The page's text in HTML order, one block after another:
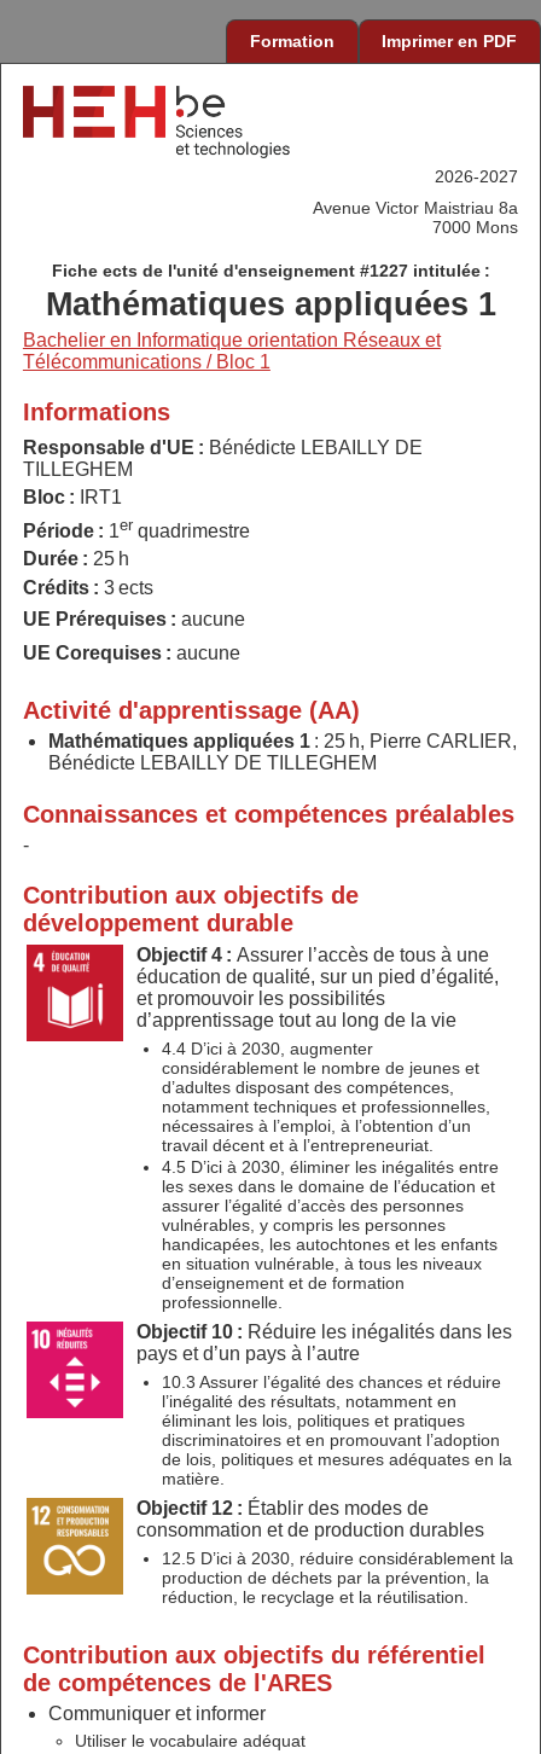
Formation Imprimer en PDF
2026-2027
Avenue Victor Maistriau 8a
7000 Mons
Fiche ects de l'unité d'enseignement #1227 intitulée :
Mathématiques appliquées 1
Bachelier en Informatique orientation Réseaux et
Télécommunications / Bloc 1
Informations
Responsable d'UE : Bénédicte LEBAILLY DE
TILLEGHEM
Bloc :
IRT1
Période : 1er quadrimestre
Durée : 25 h
Crédits : 3 ects
UE Prérequises : aucune
UE Corequises : aucune
Activité d'apprentissage (AA)
Mathématiques appliquées 1 : 25 h, Pierre CARLIER,
Bénédicte LEBAILLY DE TILLEGHEM
Connaissances et compétences préalables
-
Contribution aux objectifs de
développement durable
Objectif 4 : Assurer l’accès de tous à une
éducation de qualité, sur un pied d’égalité,
et promouvoir les possibilités
d’apprentissage tout au long de la vie
4.4 D’ici à 2030, augmenter
considérablement le nombre de jeunes et
d’adultes disposant des compétences,
notamment techniques et professionnelles,
nécessaires à l’emploi, à l’obtention d’un
travail décent et à l’entrepreneuriat.
4.5 D’ici à 2030, éliminer les inégalités entre
les sexes dans le domaine de l’éducation et
assurer l’égalité d’accès des personnes
vulnérables, y compris les personnes
handicapées, les autochtones et les enfants
en situation vulnérable, à tous les niveaux
d’enseignement et de formation
professionnelle.
Objectif 10 : Réduire les inégalités dans les
pays et d’un pays à l’autre
10.3 Assurer l’égalité des chances et réduire
l’inégalité des résultats, notamment en
éliminant les lois, politiques et pratiques
discriminatoires et en promouvant l’adoption
de lois, politiques et mesures adéquates en la
matière.
Objectif 12 : Établir des modes de
consommation et de production durables
12.5 D’ici à 2030, réduire considérablement la
production de déchets par la prévention, la
réduction, le recyclage et la réutilisation.
Contribution aux objectifs du référentiel
de compétences de l'ARES
Communiquer et informer
Utiliser le vocabulaire adéquat